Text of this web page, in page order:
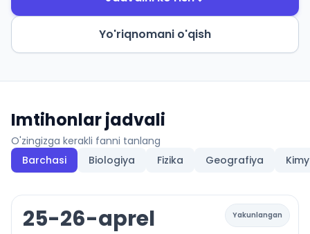
Yo'riqnomani o'qish
Imtihonlar jadvali
O'zingizga kerakli fanni tanlang
Barchasi
Biologiya Fizika Geografiya
Yakunlangan
25-26-aprel